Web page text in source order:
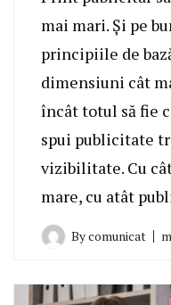
mai mari. Și pe
principiile de
dimensiuni cât
încât totul să fie
spui publicitate
vizibilitate. Cu
mare, cu atât
Bycomunicat